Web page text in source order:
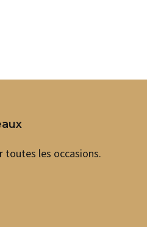
toutes les occasions.